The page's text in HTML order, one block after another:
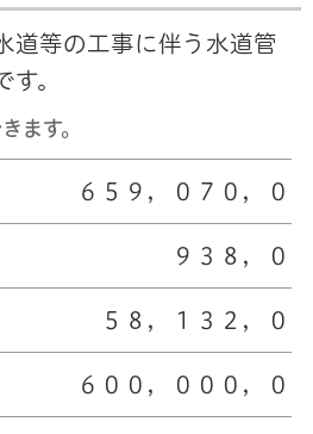
道等の工事に伴う水道管
。
ます。
６５９，０７０，０
９３８，０
５８，１３２，０
６００，０００，０